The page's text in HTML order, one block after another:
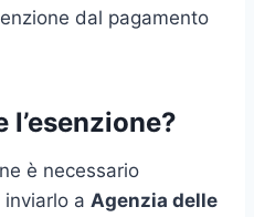
dal pagamento
l’esenzione?
è necessario
inviarlo a Agenzia delle